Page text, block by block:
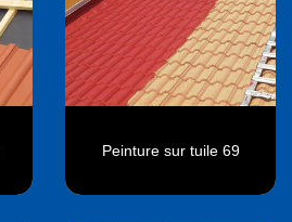
Peinture sur tuile 69